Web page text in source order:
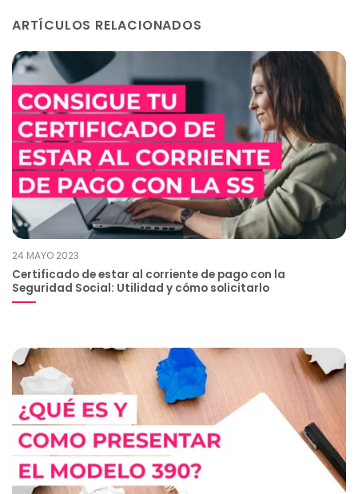
ARTÍCULOS RELACIONADOS
24 MAYO 2023
Certificado de estar al corriente de pago con la
Seguridad Social: Utilidad y cómo solicitarlo